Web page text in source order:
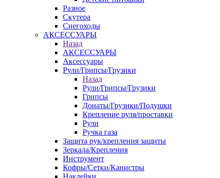
Разное
Скутера
Снегоходы
АКСЕССУАРЫ
Назад
АКСЕССУАРЫ
Аксессуары
Рули/Грипсы/Грузики
Назад
Рули/Грипсы/Грузики
Грипсы
Донаты/Грузики/Подушки
Крепление руля/проставки
Рули
Ручка газа
Защита рук/крепления защиты
Зеркала/Крепления
Инструмент
Кофры/Сетки/Канистры
Наклейки